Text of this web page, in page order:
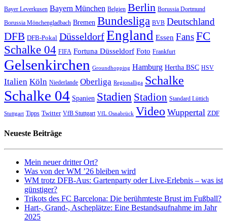
Bayer Leverkusen Bayern München Belgien Berlin Borussia Dortmund
Borussia Mönchengladbach Bremen Bundesliga BVB Deutschland
DFB DFB-Pokal DüsseldorfEngland Essen FansFC
Schalke 04 FIFA Fortuna Düsseldorf Foto Frankfurt
Gelsenkirchen Groundhopping Hamburg Hertha BSC HSV
Italien Köln Niederlande Oberliga Regionalliga Schalke
Schalke 04 Spanien Stadien Stadion Standard Lüttich
Stuttgart Tipps Twitter VfB Stuttgart VfL Osnabrück Video Wuppertal ZDF
Neueste Beiträge
Mein neuer dritter Ort?
Was von der WM ’26 bleiben wird
WM trotz DFB-Aus: Gartenparty oder Live-Erlebnis – was ist
günstiger?
Trikots des FC Barcelona: Die berühmteste Brust im Fußball?
Hart-, Grand-, Ascheplätze: Eine Bestandsaufnahme im Jahr
2025